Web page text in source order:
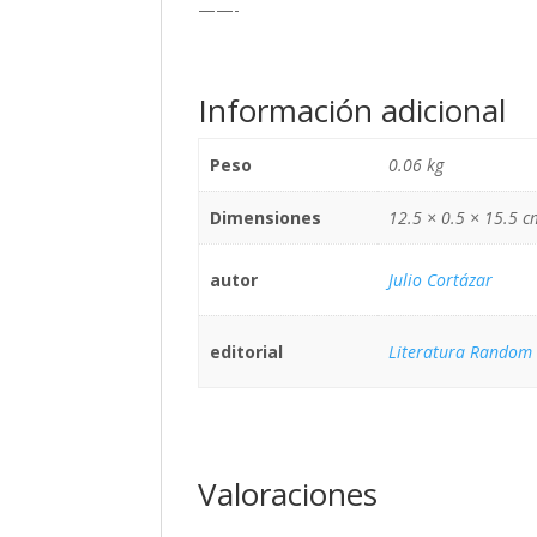
——-
Información adicional
Peso 0.06 kg
Dimensiones 12.5 × 0.5 × 15.5
autor Julio Cortázar
editorial Literatura Random
Valoraciones